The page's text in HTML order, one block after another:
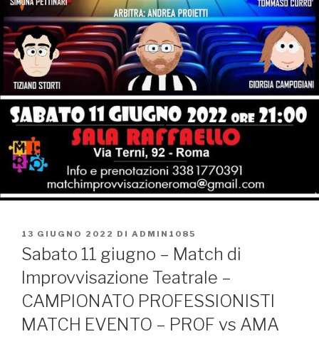
PUBBLICATO
IL
13 GIUGNO 2022 DI ADMIN1085
Sabato 11 giugno – Match di
Improvvisazione Teatrale –
CAMPIONATO PROFESSIONISTI
MATCH EVENTO – PROF vs AMA